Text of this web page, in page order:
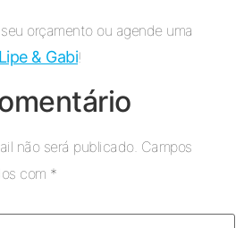
orçamento ou agende uma
& Gabi!
não será publicado. Campos
com *